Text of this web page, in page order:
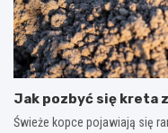
Jak pozbyć się kreta
Świeże kopce pojawiają się